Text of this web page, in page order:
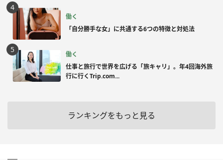
働く
「自分勝手な女」に共通する6つの特徴と対処法
働く
仕事と旅行で世界を広げる「旅キャリ」。年4回海外旅
行に行くTrip.com...
ランキングをもっと見る